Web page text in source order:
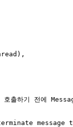
),
하기 전에